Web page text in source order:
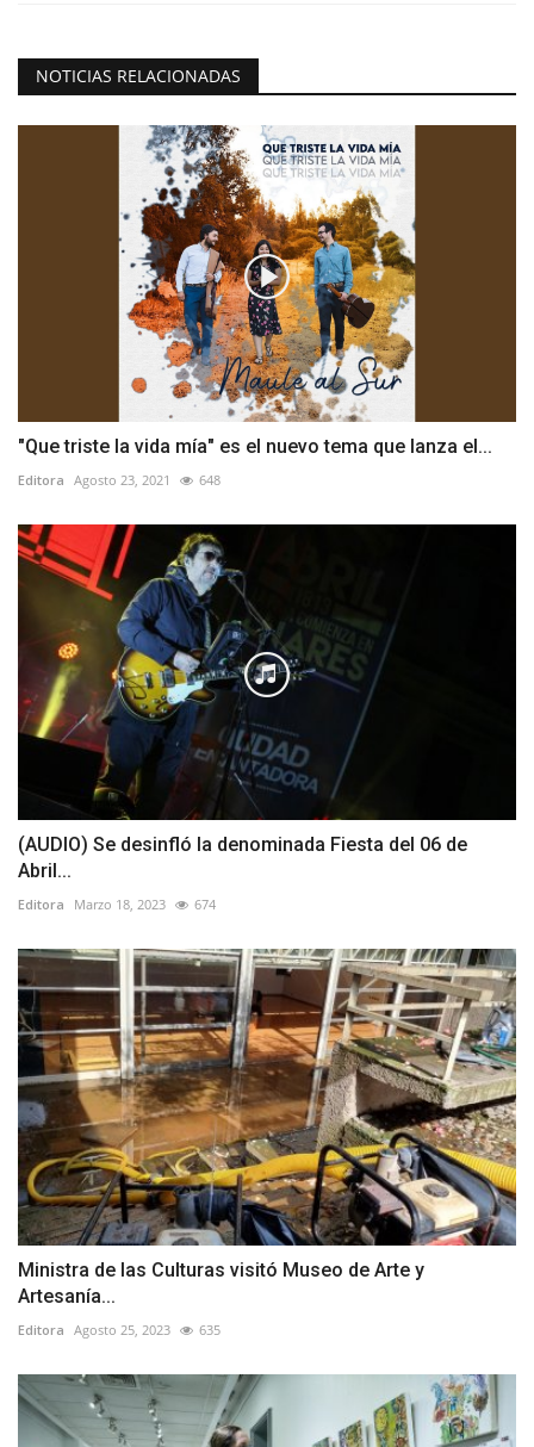
NOTICIAS RELACIONADAS
"Que triste la vida mía" es el nuevo tema que lanza el...
Editora Agosto 23, 2021 648
(AUDIO) Se desinfló la denominada Fiesta del 06 de
Abril...
Editora Marzo 18, 2023 674
Ministra de las Culturas visitó Museo de Arte y
Artesanía...
Editora Agosto 25, 2023 635